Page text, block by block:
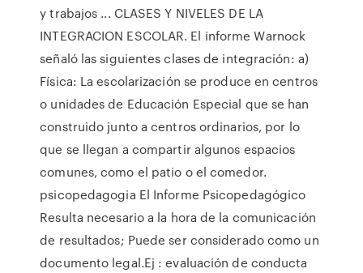
y trabajos ... CLASES Y NIVELES DE LA
INTEGRACION ESCOLAR. El informe Warnock
señaló las siguientes clases de integración: a)
Física: La escolarización se produce en centros
o unidades de Educación Especial que se han
construido junto a centros ordinarios, por lo
que se llegan a compartir algunos espacios
comunes, como el patio o el comedor.
psicopedagogia El Informe Psicopedagógico
Resulta necesario a la hora de la comunicación
de resultados; Puede ser considerado como un
documento legal.Ej : evaluación de conducta